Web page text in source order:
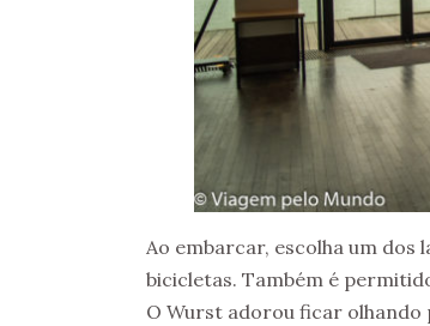
Ao embarcar, escolha um dos
bicicletas. Também é
O Wurst adorou ficar olhando